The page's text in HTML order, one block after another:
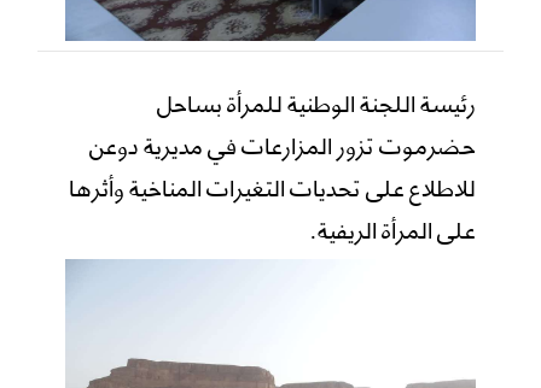
رئيسة اللجنة الوطنية للمرأة بساحل
حضرموت تزور المزارعات في مديرية دوعن
للاطلاع على تحديات التغيرات المناخية وأثرها
على المرأة الريفية.